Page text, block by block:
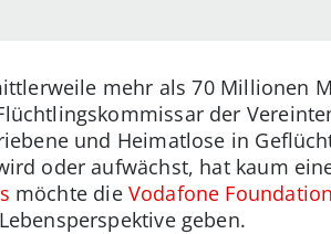
mehr als 70 Millionen
der
und Heimatlose in
oder aufwächst, hat kaum
möchte die Vodafone Foundation
geben.